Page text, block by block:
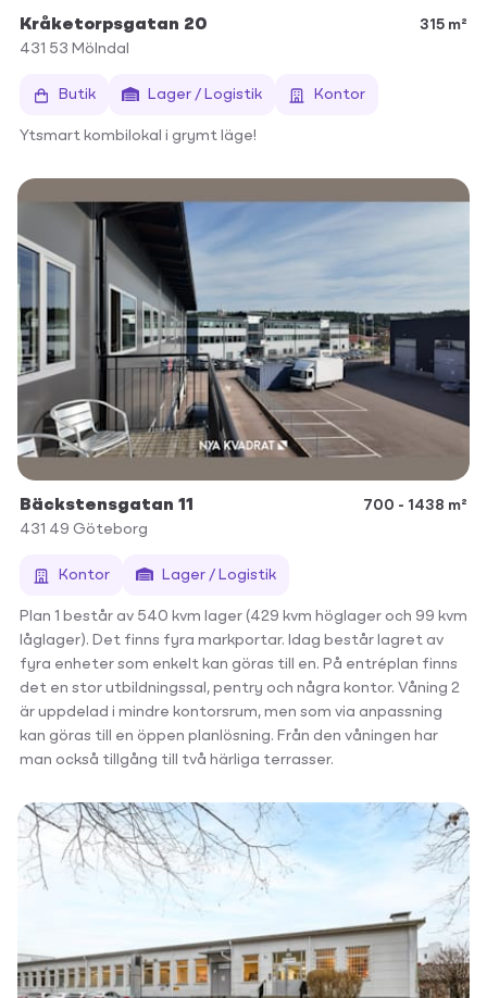
Kråketorpsgatan 20
315 m²
431 53 Mölndal
Butik Lager / Logistik Kontor
Ytsmart kombilokal i grymt läge!
Bäckstensgatan 11
700 - 1438 m²
431 49 Göteborg
Kontor Lager / Logistik
Plan 1 består av 540 kvm lager (429 kvm höglager och 99 kvm
låglager). Det finns fyra markportar. Idag består lagret av
fyra enheter som enkelt kan göras till en. På entréplan finns
det en stor utbildningssal, pentry och några kontor. Våning 2
är uppdelad i mindre kontorsrum, men som via anpassning
kan göras till en öppen planlösning. Från den våningen har
man också tillgång till två härliga terrasser.